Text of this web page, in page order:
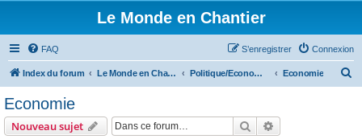
Le Monde en Chantier
FAQ Connexion
S’enregistrer
Index du forum Le Monde en Chantier Politique/Economie/Societé/Droits de l'homme Economie
Economie
Nouveau sujet Rechercher